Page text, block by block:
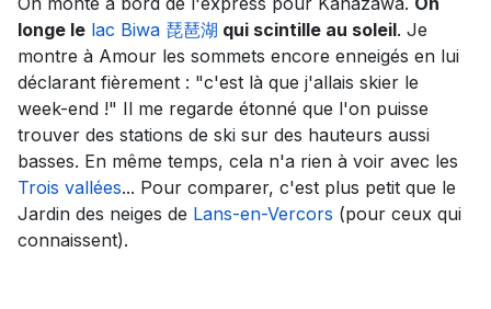
longe le lac Biwa 琵琶湖 qui scintille au soleil. Je
montre à Amour les sommets encore enneigés en lui
déclarant fièrement : "c'est là que j'allais skier le
week-end !" Il me regarde étonné que l'on puisse
trouver des stations de ski sur des hauteurs aussi
basses. En même temps, cela n'a rien à voir avec les
Trois vallées... Pour comparer, c'est plus petit que le
Jardin des neiges de Lans-en-Vercors (pour ceux qui
connaissent).